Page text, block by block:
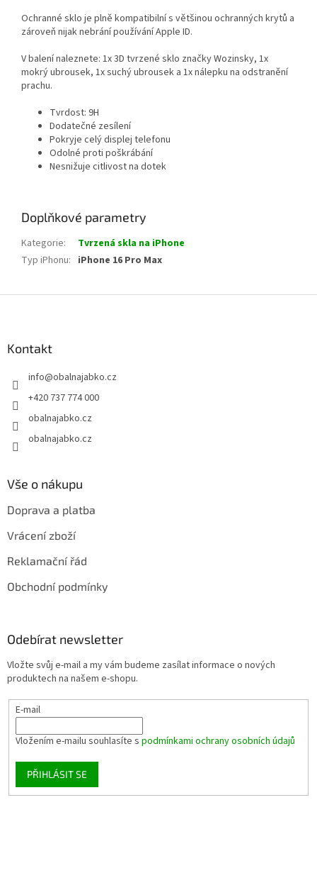
Ochranné sklo je plně kompatibilní s většinou ochranných krytů a
zároveň nijak nebrání používání Apple ID.
V balení naleznete: 1x 3D tvrzené sklo značky Wozinsky, 1x
mokrý ubrousek, 1x suchý ubrousek a 1x nálepku na odstranění
prachu.
Tvrdost: 9H
Dodatečné zesílení
Pokryje celý displej telefonu
Odolné proti poškrábání
Nesnižuje citlivost na dotek
Doplňkové parametry
Kategorie:
Tvrzená skla na iPhone
Typ iPhonu: iPhone 16 Pro Max
Kontakt
info@obalnajabko.cz
+420 737 774 000
obalnajabko.cz
obalnajabko.cz
Vše o nákupu
Doprava a platba
Vrácení zboží
Reklamační řád
Obchodní podmínky
Odebírat newsletter
Vložte svůj e-mail a my vám budeme zasílat informace o nových
produktech na našem e-shopu.
E-mail
Vložením e-mailu souhlasíte s podmínkami ochrany osobních údajů
PŘIHLÁSIT SE